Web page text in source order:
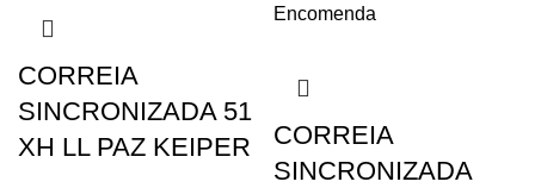
CORREIA
SINCRONIZADA 51
XH LL PAZ KEIPER
Encomenda
CORREIA
SINCRONIZADA